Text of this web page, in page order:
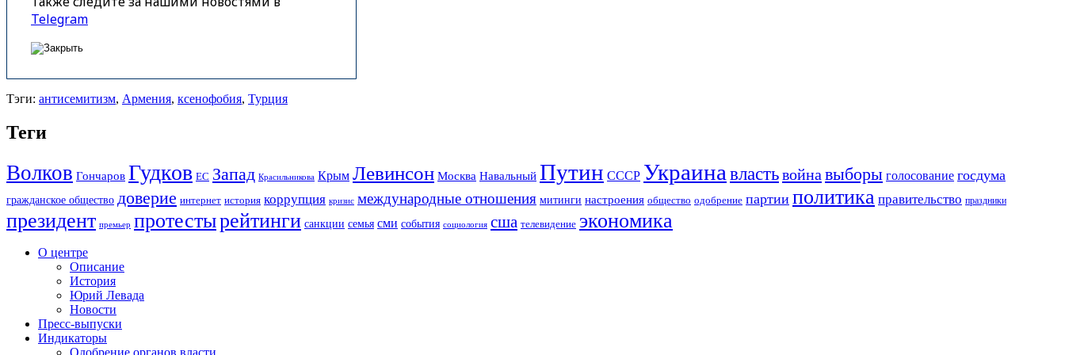
Telegram
Тэги: антисемитизм, Армения, ксенофобия, Турция
Теги
Волков Гончаров Гудков ЕС Запад Красильникова Крым Левинсон Москва Навальный Путин СССР Украина властьвойна выборы голосование госдума
гражданское общество доверие интернет история коррупция кризис международные отношения митинги настроения общество одобрение партии политика правительство праздники
президент премьер протестырейтинги санкции семья сми события социология сша телевидение экономика
О центре
Описание
История
Юрий Левада
Новости
Пресс-выпуски
Индикаторы
Одобрение органов власти